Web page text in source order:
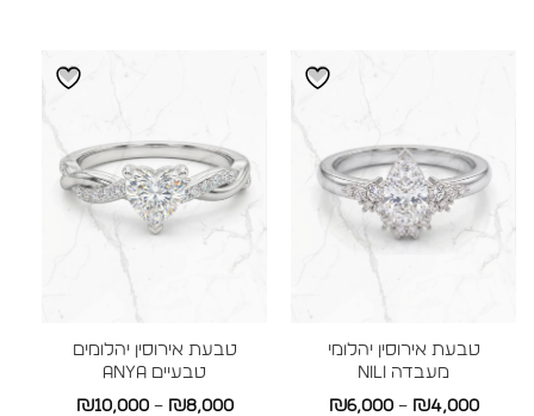
עד
עד
טבעת אירוסין יהלומי
מעבדה NILI
₪4,000
–
₪6,000
טבעת אירוסין יהלומים
טבעיים ANYA
₪8,000
–
₪10,000